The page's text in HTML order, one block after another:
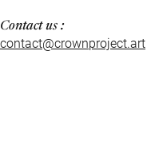
Contact us :
contact@crownproject.art